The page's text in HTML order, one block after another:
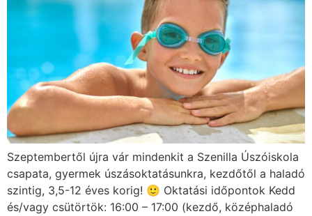
Szeptembertől újra vár mindenkit a Szenilla Úszóiskola
csapata, gyermek úszásoktatásunkra, kezdőtől a haladó
szintig, 3,5-12 éves korig! 🙂 Oktatási időpontok Kedd
és/vagy csütörtök: 16:00 – 17:00 (kezdő, középhaladó